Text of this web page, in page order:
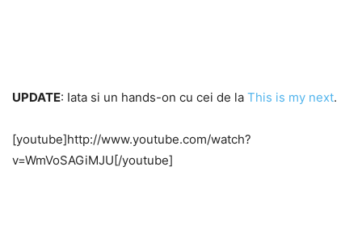
UPDATE: Iata si un hands-on cu cei de la This is my next.
[youtube]http://www.youtube.com/watch?
v=WmVoSAGiMJU[/youtube]